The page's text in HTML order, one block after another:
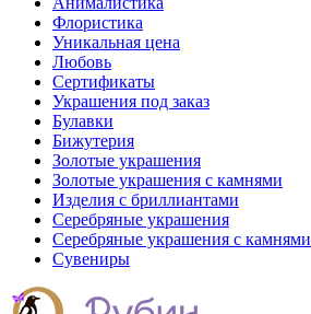
Флористика
Уникальная цена
Любовь
Сертификаты
Украшения под заказ
Булавки
Бижутерия
Золотые украшения
Золотые украшения с камнями
Изделия с бриллиантами
Серебряные украшения
Серебряные украшения с камнями
Сувениры